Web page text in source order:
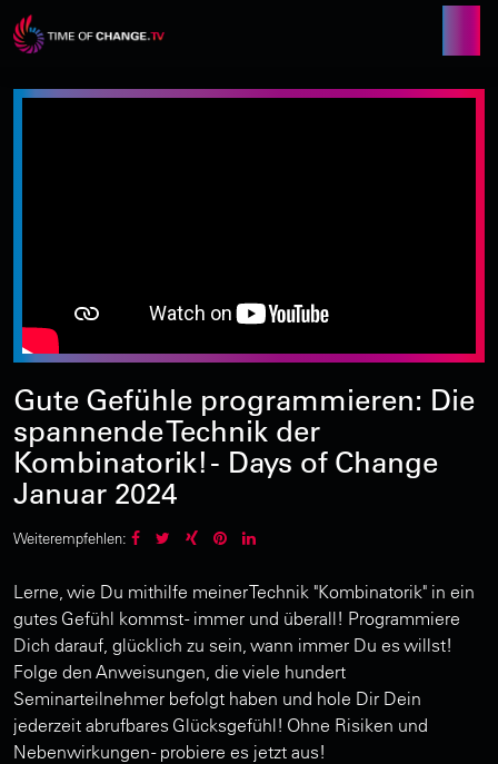
Gute Gefühle programmieren: Die
spannende Technik der
Kombinatorik! - Days of Change
Januar 2024
Weiterempfehlen:
Lerne, wie Du mithilfe meiner Technik "Kombinatorik" in ein
gutes Gefühl kommst - immer und überall! Programmiere
Dich darauf, glücklich zu sein, wann immer Du es willst!
Folge den Anweisungen, die viele hundert
Seminarteilnehmer befolgt haben und hole Dir Dein
jederzeit abrufbares Glücksgefühl! Ohne Risiken und
Nebenwirkungen - probiere es jetzt aus!